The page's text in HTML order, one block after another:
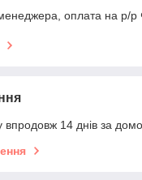
оплата на р/
14 днів за